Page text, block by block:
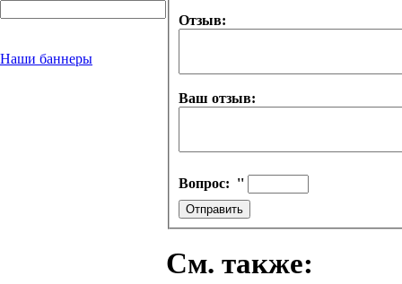
Наши баннеры
Отзыв:
Ваш отзыв:
Вопрос: ''
См. также: